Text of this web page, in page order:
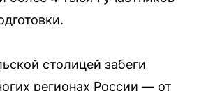
столицей забеги
регионах России — от